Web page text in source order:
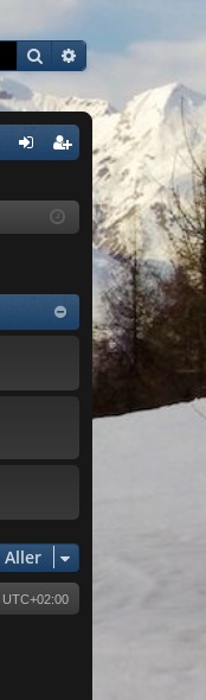
Rechercher
Recherche
cri
Aller
UTC+02:00